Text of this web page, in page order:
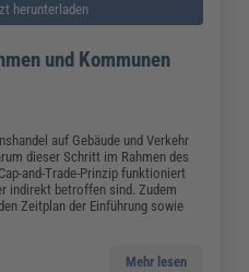
herunterladen
und Kommunen
auf Gebäude und Verkehr
dieser Schritt im Rahmen des
and-Trade-Prinzip funktioniert
indirekt betroffen sind. Zudem
Zeitplan der Einführung sowie
Mehr lesen